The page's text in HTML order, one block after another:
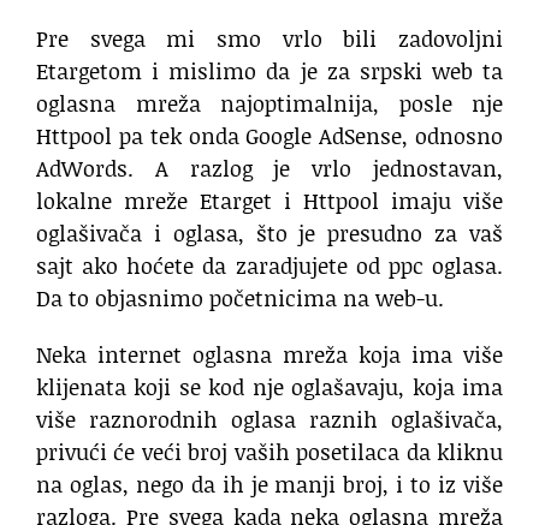
Pre svega mi smo vrlo bili zadovoljni
Etargetom i mislimo da je za srpski web ta
oglasna mreža najoptimalnija, posle nje
Httpool pa tek onda Google AdSense, odnosno
AdWords. A razlog je vrlo jednostavan,
lokalne mreže Etarget i Httpool imaju više
oglašivača i oglasa, što je presudno za vaš
sajt ako hoćete da zaradjujete od ppc oglasa.
Da to objasnimo početnicima na web-u.
Neka internet oglasna mreža koja ima više
klijenata koji se kod nje oglašavaju, koja ima
više raznorodnih oglasa raznih oglašivača,
privući će veći broj vaših posetilaca da kliknu
na oglas, nego da ih je manji broj, i to iz više
razloga. Pre svega kada neka oglasna mreža